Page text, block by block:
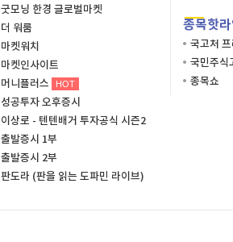
굿모닝 한경 글로벌마켓
더 워룸
마켓워치
마켓인사이트
머니플러스
HOT
성공투자 오후증시
이상로 - 텐텐배거 투자공식 시즌2
출발증시 1부
출발증시 2부
판도라 (판을 읽는 도파민 라이브)
종목핫
국고처
국민주식
종목쇼